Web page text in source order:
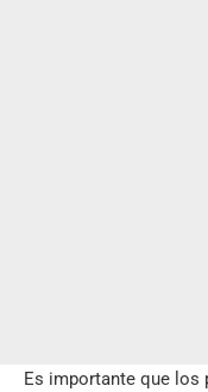
Es importante que los